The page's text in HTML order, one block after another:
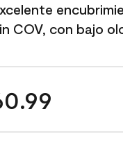
COV, con bajo